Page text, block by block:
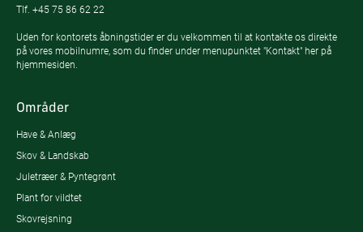
Tlf. +45 75 86 62 22
Uden for kontorets åbningstider er du velkommen til at kontakte os direkte
på vores mobilnumre, som du finder under menupunktet "Kontakt" her på
hjemmesiden.
Områder
Have & Anlæg
Skov & Landskab
Juletræer & Pyntegrønt
Plant for vildtet
Skovrejsning